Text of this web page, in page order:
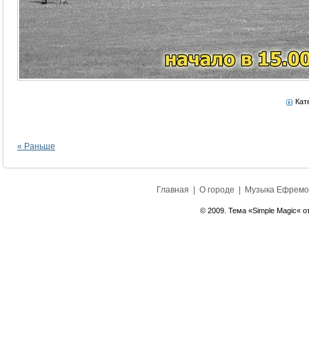
« Раньше
Главная О городе Музыка
© 2009. Тема «Simple Magic«